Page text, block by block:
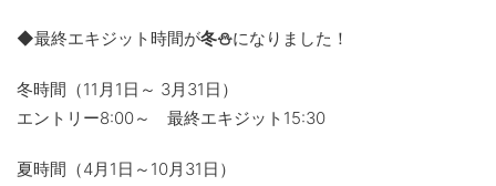
◆最終エキジット時間が冬⛄になりました！
冬時間（11月1日～ 3月31日）
エントリー8:00～ 最終エキジット15:30
夏時間（4月1日～10月31日）